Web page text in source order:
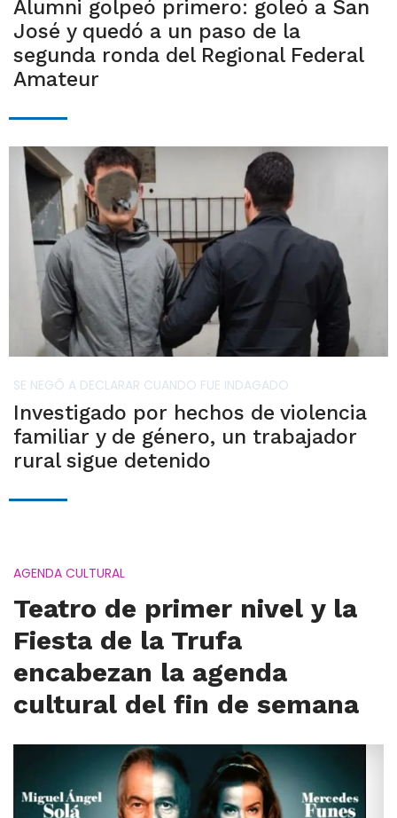
Alumni golpeó primero: goleó a San
José y quedó a un paso de la
segunda ronda del Regional Federal
Amateur
SE NEGÓ A DECLARAR CUANDO FUE INDAGADO
Investigado por hechos de violencia
familiar y de género, un trabajador
rural sigue detenido
AGENDA CULTURAL
Teatro de primer nivel y la
Fiesta de la Trufa
encabezan la agenda
cultural del fin de semana